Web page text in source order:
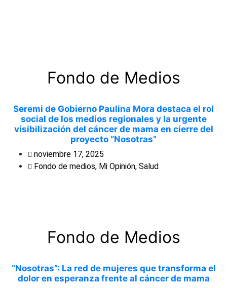
Fondo de Medios
Seremi de Gobierno Paulina Mora destaca el rol
social de los medios regionales y la urgente
visibilización del cáncer de mama en cierre del
proyecto “Nosotras”
noviembre 17, 2025
Fondo de medios, Mi Opinión, Salud
Fondo de Medios
“Nosotras”: La red de mujeres que transforma el
dolor en esperanza frente al cáncer de mama